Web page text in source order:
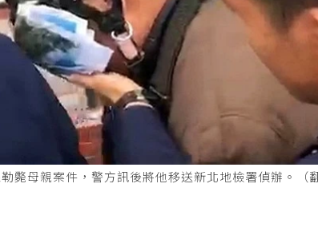
斃母親案件，警方訊後將他移送新北地檢署偵辦。（